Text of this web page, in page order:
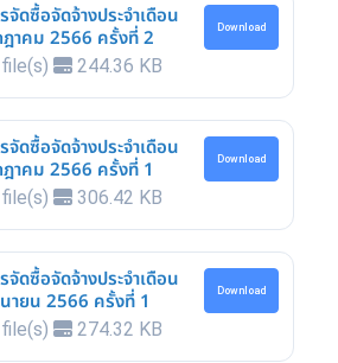
จัดซื้อจัดจ้างประจำเดือน
าคม 2566 ครั้งที่ 2
244.36 KB
Download
จัดซื้อจัดจ้างประจำเดือน
าคม 2566 ครั้งที่ 1
306.42 KB
Download
จัดซื้อจัดจ้างประจำเดือน
ายน 2566 ครั้งที่ 1
274.32 KB
Download